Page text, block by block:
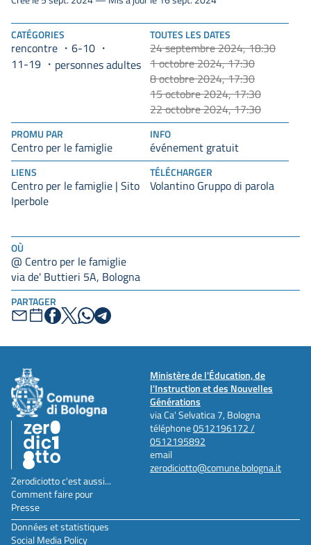
OÙ
@ Centro per le famiglie
via de' Buttieri 5A, Bologna
PARTAGER
CATÉGORIES
rencontre
6-10
11-19
personnes adultes
TOUTES LES DATES
24 septembre 2024, 18:30
1 octobre 2024, 17:30
8 octobre 2024, 17:30
15 octobre 2024, 17:30
22 octobre 2024, 17:30
PROMU PAR
Centro per le famiglie
INFO
événement gratuit
LIENS
Centro per le famiglie | Sito
Iperbole
TÉLÉCHARGER
Volantino Gruppo di parola
Ministère de l'Éducation, de
l'Instruction et des Nouvelles
Générations
via Ca' Selvatica 7, Bologna
téléphone0512196172 /
0512195892
email
zerodiciotto@comune.bologna.it
Zerodiciotto c'est aussi...
Comment faire pour
Presse
Données et statistiques
Social Media Policy